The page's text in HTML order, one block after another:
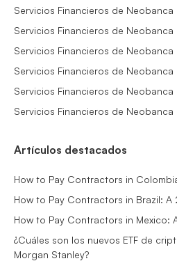
Servicios Financieros de Neobanca
Servicios Financieros de Neobanca
Servicios Financieros de Neobanca
Servicios Financieros de Neobanca
Servicios Financieros de Neobanca
Servicios Financieros de Neobanca
Artículos destacados
How to Pay Contractors in
How to Pay Contractors in Brazil:
How to Pay Contractors in Mexico:
¿Cuáles son los nuevos ETF de
Morgan Stanley?